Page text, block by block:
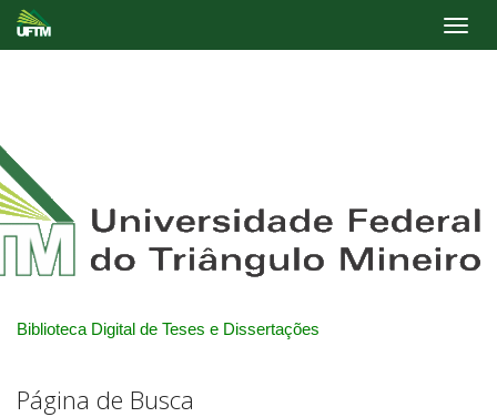
Biblioteca Digital de Teses e Dissertações
Página de Busca